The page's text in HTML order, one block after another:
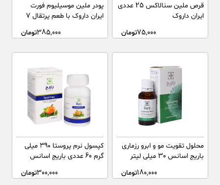
قرص ملین سنالاکس 25 عددی
ایران داروک
75,000تومان
پودر ملین موسیلیوم فورت
ایران داروک با طعم پرتقال ۷
385,000تومان
محلول تقویت مو و ابرو رزماری
باریج اسانس 30 میلی لیتر
180,000تومان
کپسول نرم پروستا ۳۹۰ میلی
گرم 60 عددی باریج اسانس
300,000تومان